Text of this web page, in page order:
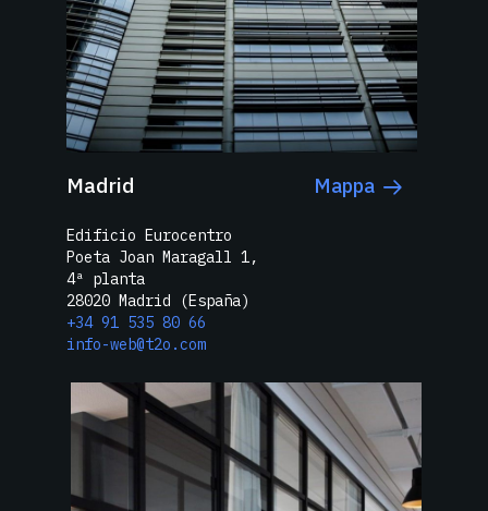
Madrid Mappa
Edificio Eurocentro
Poeta Joan Maragall 1,
4ª planta
28020 Madrid (España)
+34 91 535 80 66
info-web@t2o.com